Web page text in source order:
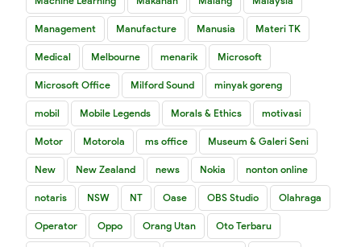
Management Manufacture Manusia Materi TK
Medical Melbourne menarik Microsoft
Microsoft Office Milford Sound minyak goreng
mobil Mobile Legends Morals & Ethics motivasi
Motor Motorola ms office Museum & Galeri Seni
New New Zealand news Nokia nonton online
notaris NSW NT Oase OBS Studio Olahraga
Operator Oppo Orang Utan Oto Terbaru